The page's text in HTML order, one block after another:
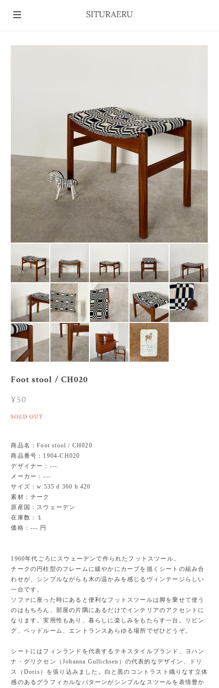
Foot stool / CH020
¥50
SOLD OUT
商品名：Foot stool / CH020
商品番号：1904-CH020
デザイナー：---
メーカー：---
サイズ：w 535 d 360 h 420
素材：チーク
原産国：スウェーデン
在庫数：１
価格：--- 円
1960年代ごろにスウェーデンで作られたフットスツール。
チークの円柱型のフレームに緩やかにカーブを描くシートの組み合
わせが、シンプルながらも木の温かみを感じるヴィンテージらしい
一台です。
ソファに座った時にあると便利なフットスツールは脚を乗せて使う
のはもちろん、部屋の片隅にあるだけでインテリアのアクセントに
なります。実用性もあり、暮らしに楽しみをもたらす一台。リビン
グ、ベッドルーム、エントランスあらゆる場所でぜひどうぞ。
シートにはフィンランドを代表するテキスタイルブランド、ヨハン
ナ・グリクセン（Johanna Gullichsen）の代表的なデザイン、ドリ
ス（Doris）を張り込みました。白と黒のコントラスト織りなす立体
感のあるグラフィカルなパターンがシンプルなスツールを表情豊か